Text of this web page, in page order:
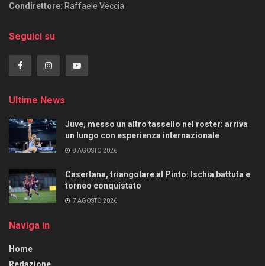
Condirettore: Raffaele Veccia
Seguici su
Ultime News
Juve, messo un altro tassello nel roster: arriva
un lungo con esperienza internazionale
8 AGOSTO 2026
Casertana, triangolare al Pinto: Ischia battuta e
torneo conquistato
7 AGOSTO 2026
Naviga in
Home
Redazione